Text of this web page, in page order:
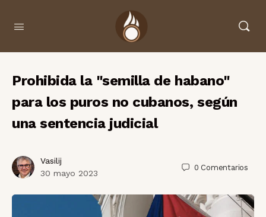
Prohibida la "semilla de habano"
para los puros no cubanos, según
una sentencia judicial
Vasilij
30 mayo 2023
0 Comentarios